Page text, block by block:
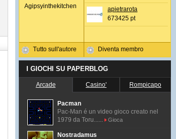
Agipsyinthekitchen
Tutto sull'autore
apietrarota
673425 pt
Diventa membro
I GIOCHI SU PAPERBLOG
Arcade Casino' Rompicapo
Pacman
Pac-Man é un video gioco creato nel
1979 da Toru......
Gioca
Nostradamus